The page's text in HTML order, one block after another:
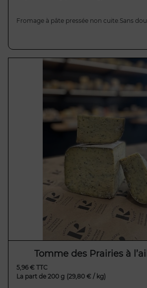
Fromage à pâte pressée non cuite.Sans
Tomme des Prairies à
5,96 € TTC
La part de 200 g (29,80 € / kg)